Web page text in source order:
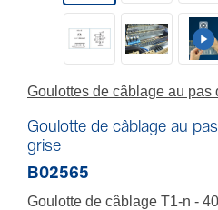
Goulottes de câblage au pas
Goulotte de câblage au
grise
B02565
Goulotte de câblage T1-n -